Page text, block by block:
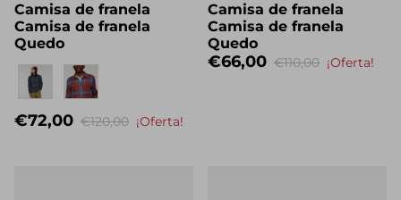
Camisa de franela
Camisa de franela
Quedo
Eigenname
€72,00 €120,00 ¡Oferta!
Camisa de franela
Camisa de franela
Quedo
€66,00 €110,00 ¡Oferta!